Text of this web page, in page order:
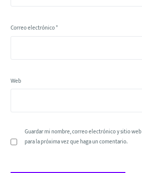
Correo electrónico*
Web
Guardar mi nombre, correo electrónico y sitio
para la próxima vez que haga un comentario.